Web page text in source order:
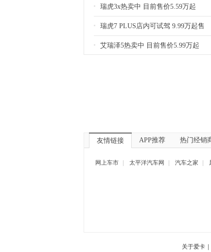
瑞虎3x热卖中 目前售价5.59万起
瑞虎7 PLUS店内可试驾 9.99万起售
艾瑞泽5热卖中 目前售价5.99万起
友情链接 APP推荐 热门经销
网上车市 太平洋汽车网 汽车之家
关于爱卡